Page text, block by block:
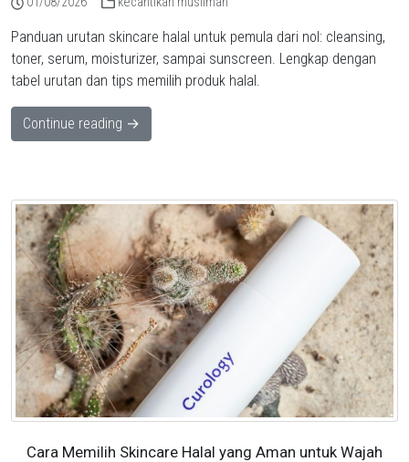
Panduan urutan skincare halal untuk pemula dari nol: cleansing,
toner, serum, moisturizer, sampai sunscreen. Lengkap dengan
tabel urutan dan tips memilih produk halal.
Continue reading →
Cara Memilih Skincare Halal yang Aman untuk Wajah